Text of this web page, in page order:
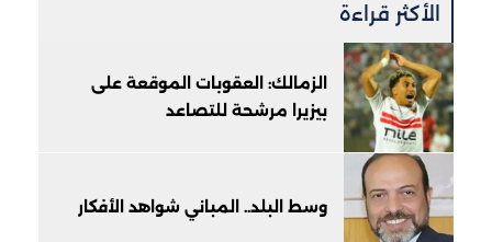
الأكثر قراءة
الزمالك: العقوبات الموقعة على
بيزيرا مرشحة للتصاعد
وسط البلد.. المباني شواهد الأفكار